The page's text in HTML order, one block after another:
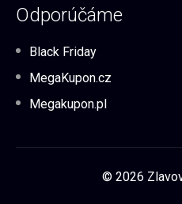
Odporúčáme
Black Friday
MegaKupon.cz
Megakupon.pl
© 2026